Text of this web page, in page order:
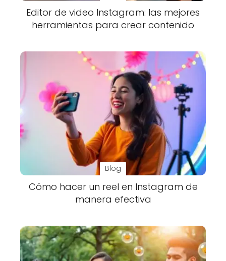
Editor de video Instagram: las mejores
herramientas para crear contenido
Blog
Cómo hacer un reel en Instagram de
manera efectiva